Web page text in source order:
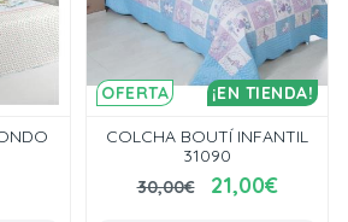
OFERTA ¡EN TIENDA!
COLCHA BOUTÍ INFANTIL
31090
30,00€
21,00€